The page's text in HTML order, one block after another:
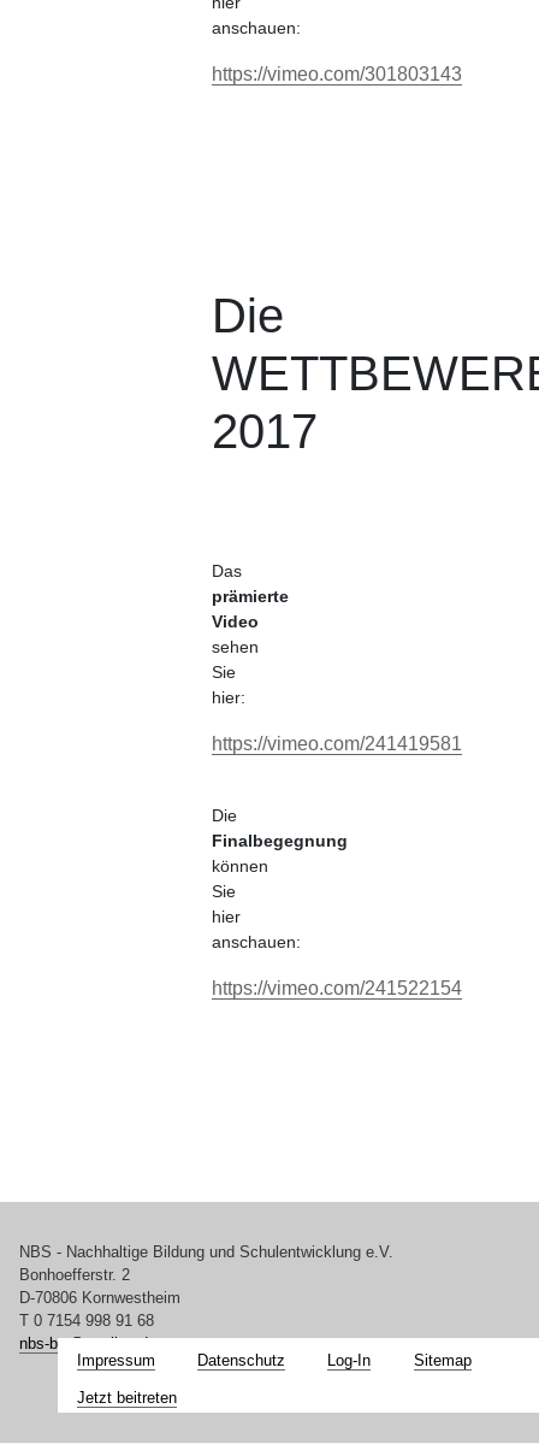
anschauen:
https://vimeo.com/301803143
Die
2017
Das
prämierte
Video
sehen
Sie
hier:
https://vimeo.com/241419581
Die
Finalbegegnung
können
Sie
hier
anschauen:
https://vimeo.com/241522154
NBS - Nachhaltige Bildung und Schulentwicklung e.V.
Bonhoefferstr. 2
D-70806 Kornwestheim
T 0 7154 998 91 68
nbs-bw@t-online.de
Impressum
Datenschutz Log-In Sitemap
Jetzt beitreten